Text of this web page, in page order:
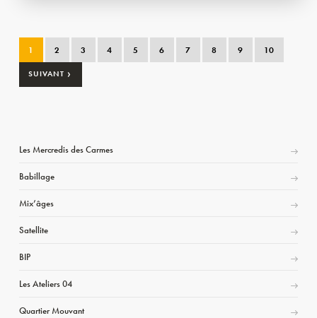
1 2 3 4 5 6 7 8 9 10
SUIVANT ›
Les Mercredis des Carmes
Babillage
Mix’âges
Satellite
BIP
Les Ateliers 04
Quartier Mouvant